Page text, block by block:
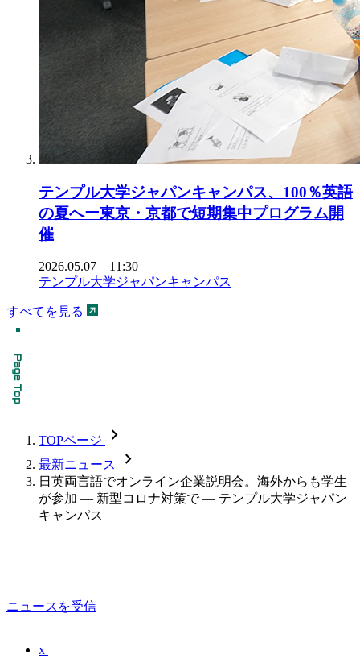
テンプル大学ジャパンキャンパス、100％英語
の夏へー東京・京都で短期集中プログラム開
催
2026.05.07 11:30
テンプル大学ジャパンキャンパス
すべてを見る
TOPページ chevron_forward
最新ニュース chevron_forward
日英両言語でオンライン企業説明会。海外からも学生
が参加 — 新型コロナ対策で — テンプル大学ジャパン
キャンパス
ニュースを受信
x